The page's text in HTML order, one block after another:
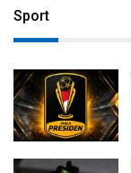
Sport